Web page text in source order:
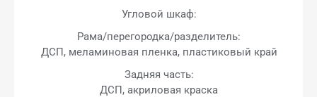
Угловой шкаф:
Рама/перегородка/разделитель:
ДСП, меламиновая пленка, пластиковый край
Задняя часть:
ДСП, акриловая краска